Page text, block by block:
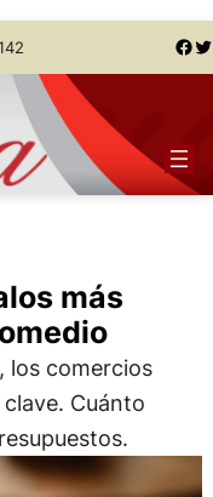
Facebook Twitter
más
los comercios
Cuánto